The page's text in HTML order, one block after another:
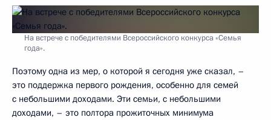
На встрече с победителями Всероссийского конкурса «Семья
года».
Поэтому одна из мер, о которой я сегодня уже сказал, –
это поддержка первого рождения, особенно для семей
с небольшими доходами. Эти семьи, с небольшими
доходами, – это полтора прожиточных минимума